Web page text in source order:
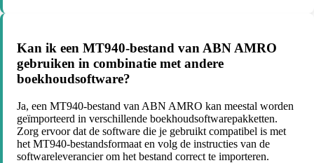
Kan ik een MT940-bestand van ABN AMRO
gebruiken in combinatie met andere
boekhoudsoftware?
Ja, een MT940-bestand van ABN AMRO kan meestal worden
geïmporteerd in verschillende boekhoudsoftwarepakketten.
Zorg ervoor dat de software die je gebruikt compatibel is met
het MT940-bestandsformaat en volg de instructies van de
softwareleverancier om het bestand correct te importeren.